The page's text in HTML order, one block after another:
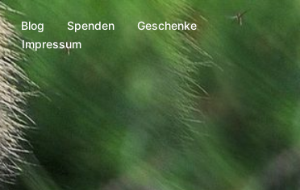
Blog Spenden
Geschenke
Impressum